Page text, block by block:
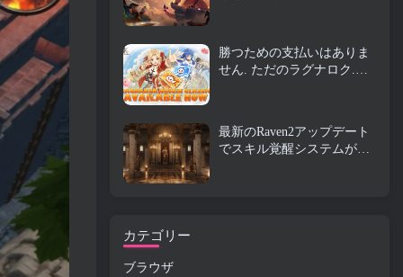
くる
勝つための支払いはありま
せん. ただのラグナロク.
最新のRaven2アップデート
でスキル覚醒システムが導
カテゴリー
ブラウザ